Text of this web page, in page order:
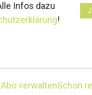
Infos dazu
!
Abo verwaltenSchon